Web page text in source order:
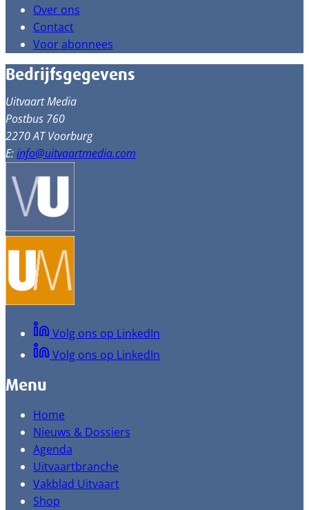
Over ons
Contact
Voor abonnees
Bedrijfsgegevens
Uitvaart Media
Postbus 760
2270 AT Voorburg
E:info@uitvaartmedia.com
Volg ons op LinkedIn
Volg ons op LinkedIn
Menu
Home
Nieuws & Dossiers
Agenda
Uitvaartbranche
Vakblad Uitvaart
Shop